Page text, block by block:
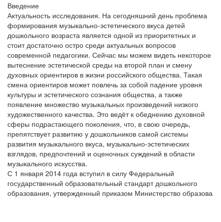
Введение
Актуальность исследования. На сегодняшний день проблема
формирования музыкально-эстетического вкуса детей
дошкольного возраста является одной из приоритетных и
стоит достаточно остро среди актуальных вопросов
современной педагогики. Сейчас мы можем видеть некоторое
вытеснение эстетической среды на второй план и смену
духовных ориентиров в жизни российского общества. Такая
смена ориентиров может повлечь за собой падение уровня
культуры и эстетического сознания общества, а также
появление множество музыкальных произведений низкого
художественного качества. Это ведёт к обеднению духовной
сферы подрастающего поколения, что, в свою очередь,
препятствует развитию у дошкольников самой системы
развития музыкального вкуса, музыкально-эстетических
взглядов, предпочтений и оценочных суждений в области
музыкального искусства.
С 1 января 2014 года вступил в силу Федеральный
государственный образовательный стандарт дошкольного
образования, утвержденный приказом Министерство образова